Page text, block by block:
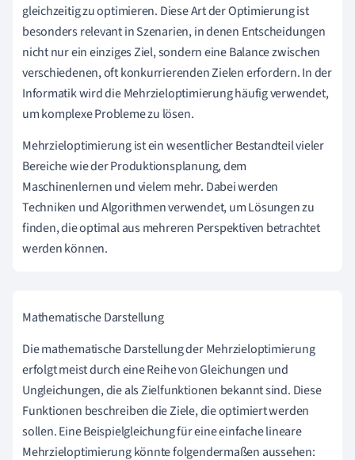
gleichzeitig zu optimieren. Diese Art der Optimierung ist
besonders relevant in Szenarien, in denen Entscheidungen
nicht nur ein einziges Ziel, sondern eine Balance zwischen
verschiedenen, oft konkurrierenden Zielen erfordern. In der
Informatik wird die Mehrzieloptimierung häufig verwendet,
um komplexe Probleme zu lösen.
Mehrzieloptimierung ist ein wesentlicher Bestandteil vieler
Bereiche wie der Produktionsplanung, dem
Maschinenlernen und vielem mehr. Dabei werden
Techniken und Algorithmen verwendet, um Lösungen zu
finden, die optimal aus mehreren Perspektiven betrachtet
werden können.
Mathematische Darstellung
Die mathematische Darstellung der Mehrzieloptimierung
erfolgt meist durch eine Reihe von Gleichungen und
Ungleichungen, die als Zielfunktionen bekannt sind. Diese
Funktionen beschreiben die Ziele, die optimiert werden
sollen. Eine Beispielgleichung für eine einfache lineare
Mehrzieloptimierung könnte folgendermaßen aussehen: